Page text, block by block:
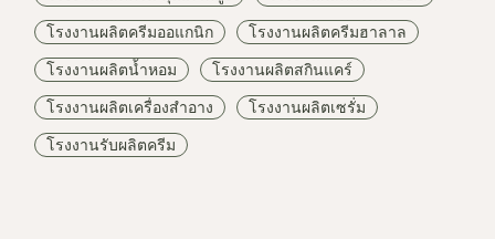
โรงงานผลิตครีมออแกนิก
โรงงานผลิตครีมฮาลาล
โรงงานผลิตน้ำหอม
โรงงานผลิตสกินแคร์
โรงงานผลิตเครื่องสำอาง
โรงงานผลิตเซรั่ม
โรงงานรับผลิตครีม